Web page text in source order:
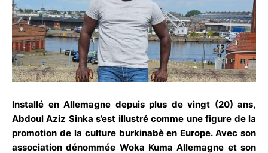
Installé en Allemagne depuis plus de vingt (20) ans,
Abdoul Aziz Sinka s’est illustré comme une figure de la
promotion de la culture burkinabè en Europe. Avec son
association dénommée Woka Kuma Allemagne et son